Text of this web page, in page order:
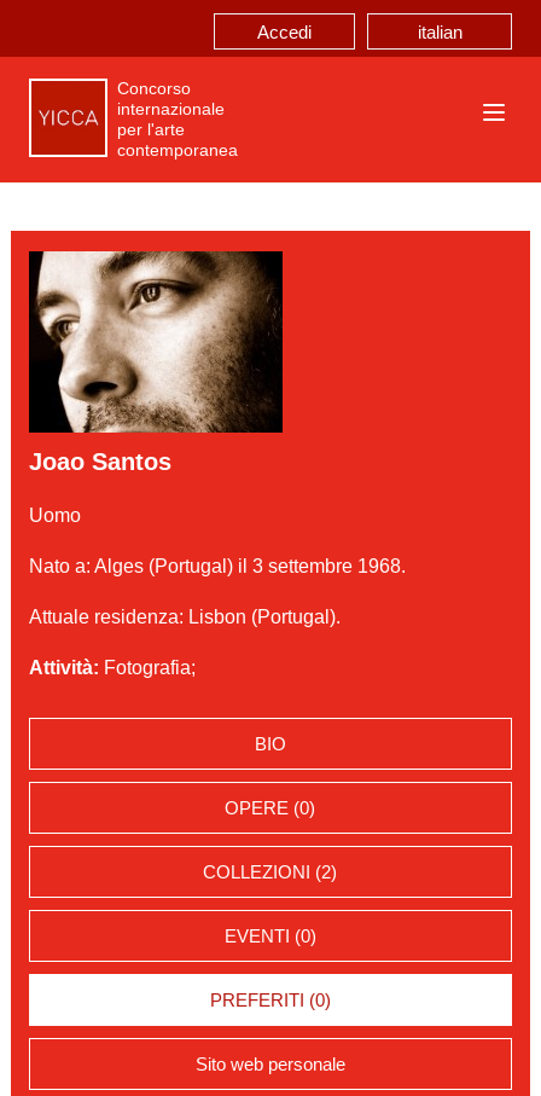
italian
Accedi
Concorso
internazionale
per l'arte
contemporanea
Joao Santos
Uomo
Nato a: Alges (Portugal) il 3 settembre 1968.
Attuale residenza: Lisbon (Portugal).
Attività: Fotografia;
BIO
OPERE (0)
COLLEZIONI (2)
EVENTI (0)
PREFERITI (0)
Sito web personale